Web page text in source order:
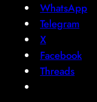
WhatsApp
Telegram
X
Facebook
Threads